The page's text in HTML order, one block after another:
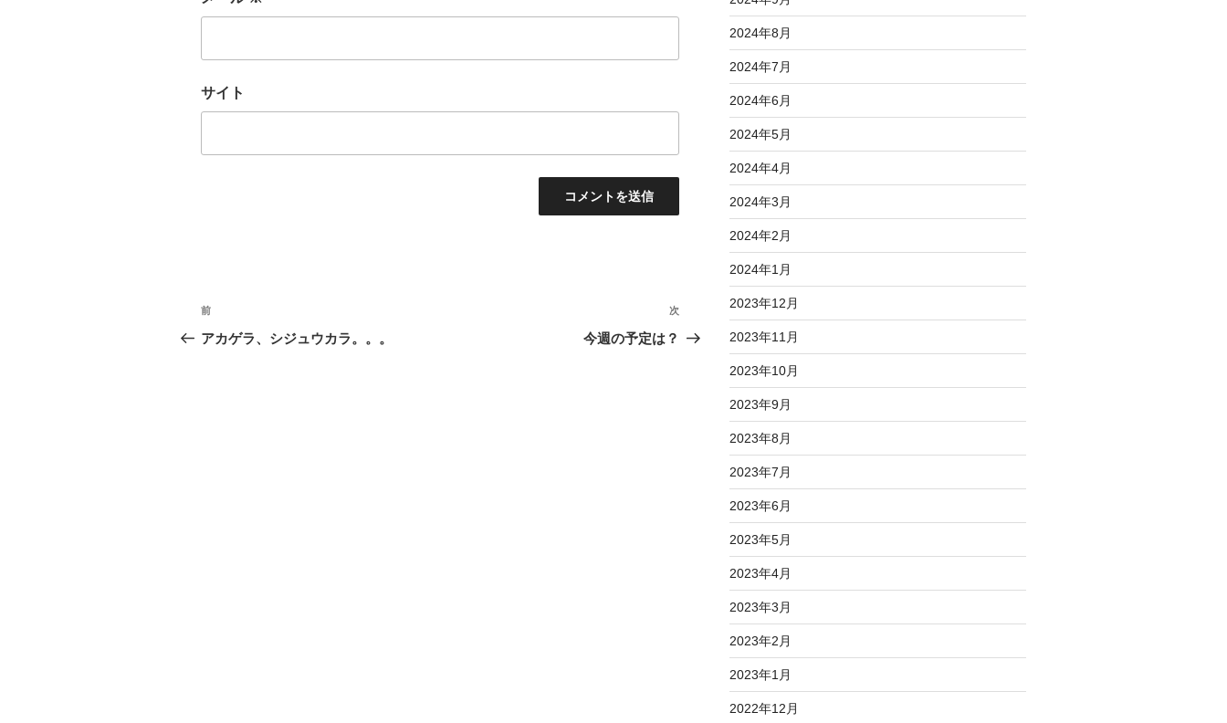
サイト
投
稿
前
の
前
アカゲラ、シジュウカラ。。。
次
の
次
今週の予定は？
2024年8月
2024年7月
2024年6月
2024年5月
2024年4月
2024年3月
2024年2月
2024年1月
2023年12月
2023年11月
2023年10月
2023年9月
2023年8月
2023年7月
2023年6月
2023年5月
2023年4月
2023年3月
2023年2月
2023年1月
2022年12月